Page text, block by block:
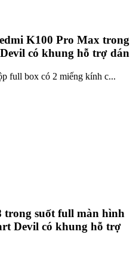
K100 Pro Max trong
có khung hỗ trợ dán
full box có 2 miếng kính c...
trong suốt full màn hình
Devil có khung hỗ trợ